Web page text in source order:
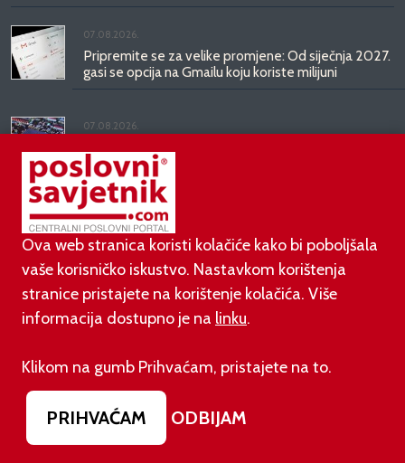
07.08.2026.
Pripremite se za velike promjene: Od siječnja 2027.
gasi se opcija na Gmailu koju koriste milijuni
07.08.2026.
rade AI sadržaj: kazne su velike!
03.08.2026.
Otvoren jedan od najvećih family hotela na
srednjem Jadranu
01.08.2026.
Novi zakon o najmu bolje štiti najmoprimce, ali i
PODUZETNIŠTVO
Ova web stranica koristi kolačiće kako bi poboljšala
vaše korisničko iskustvo. Nastavkom korištenja
stranice pristajete na korištenje kolačića. Više
informacija dostupno je na linku.
Klikom na gumb Prihvaćam, pristajete na to.
PRIHVAĆAM ODBIJAM